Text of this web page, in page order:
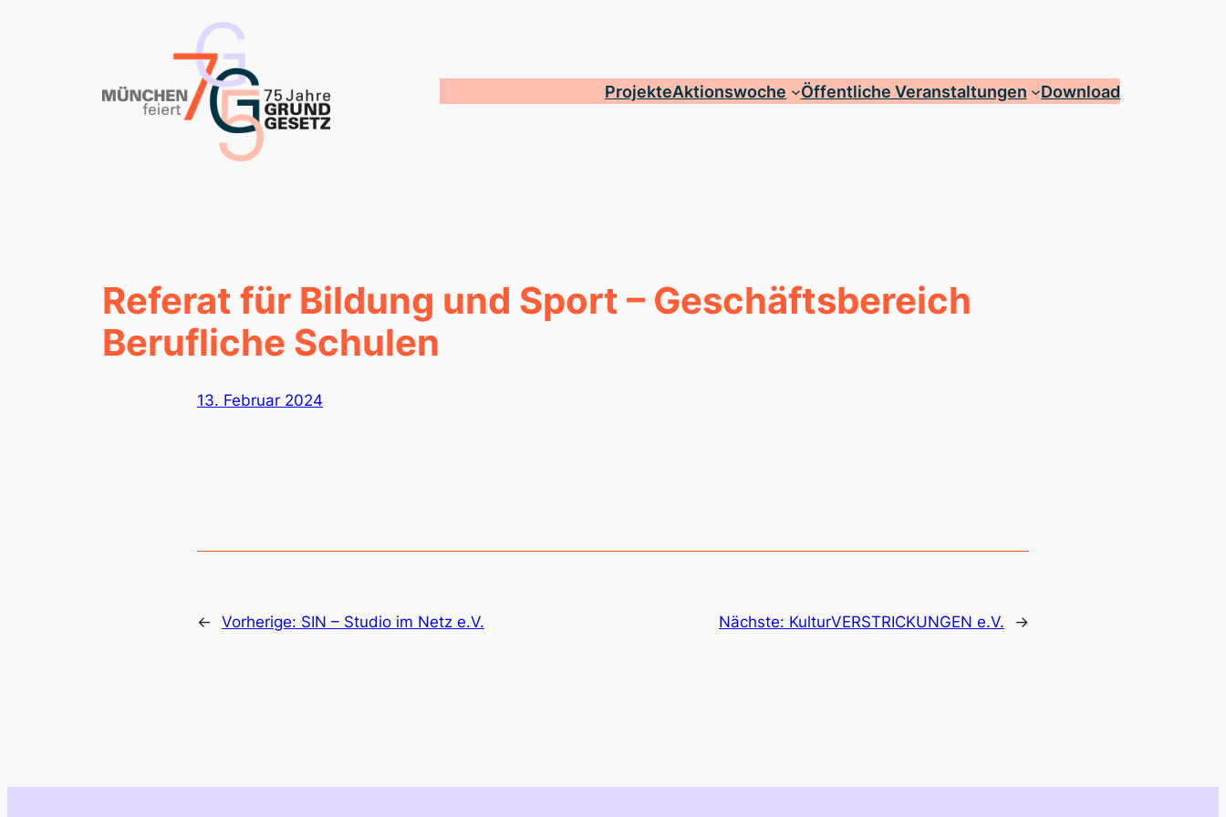
ProjekteAktionswoche Öffentliche Veranstaltungen Download
Referat für Bildung und Sport – Geschäftsbereich
Berufliche Schulen
13. Februar 2024
← Vorherige: SIN – Studio im Netz e.V. Nächste: KulturVERSTRICKUNGEN e.V. →